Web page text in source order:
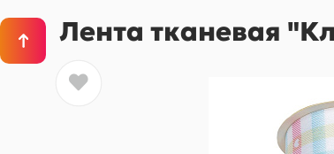
Лента тканевая